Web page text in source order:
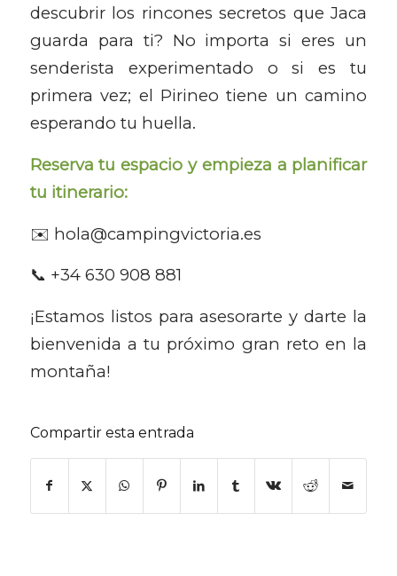
descubrir los rincones secretos que Jaca
guarda para ti? No importa si eres un
senderista experimentado o si es tu
primera vez; el Pirineo tiene un camino
esperando tu huella.
Reserva tu espacio y empieza a planificar
tu itinerario:
✉️ hola@campingvictoria.es
📞 +34 630 908 881
¡Estamos listos para asesorarte y darte la
bienvenida a tu próximo gran reto en la
montaña!
Compartir esta entrada